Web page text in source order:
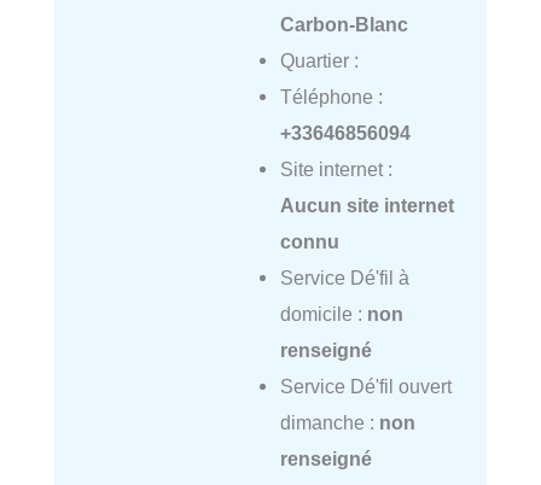
Carbon-Blanc
Quartier :
Téléphone :
+33646856094
Site internet :
Aucun site internet
connu
Service Dé'fil à
domicile : non
renseigné
Service Dé'fil ouvert
dimanche : non
renseigné